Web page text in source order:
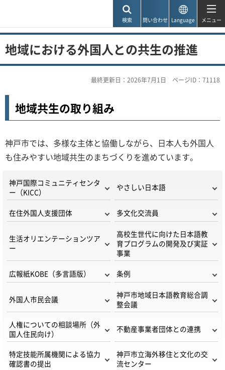
検索 問い合わせ Language メニュー
地域における外国人との共生の推進
最終更新日：2026年7月1日 ページID：71118
地域共生の取り組み
神戸市では、多様な主体と協働しながら、日本人も外国人
も住みやすい地域共生のまちづくりを進めています。
神戸国際コミュニティセンタ
ー（KICC）
やさしい日本語
在住外国人支援団体 多文化交流員
生活オリエンテーションツア
ー
高校生世代に向けた日本語教
育プログラムの開発及び実証
事業
広報紙KOBE（多言語版） 条例
外国人市民会議
神戸市地域日本語教育総合調
整会議
人権についての相談場所（外
国人住民向け）
不動産事業者団体との連携
特定技能所属機関による協力
確認書の提出
神戸市立海外移住と文化の交
流センター